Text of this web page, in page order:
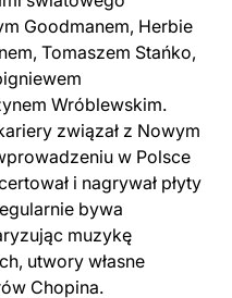
Goodmanem, Herbie
Tomaszem Stańko,
Wróblewskim.
związał z Nowym
w Polsce
i nagrywał płyty
bywa
muzykę
utwory własne
Chopina.